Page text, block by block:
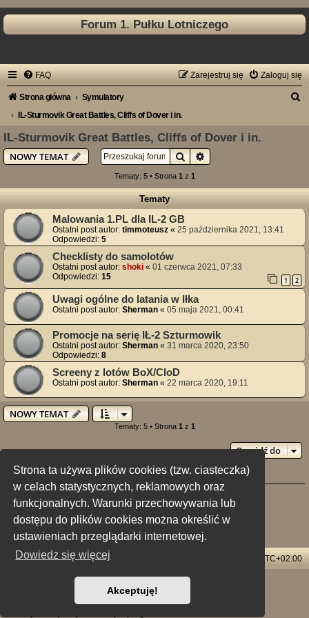
Strona ta używa plików cookies (tzw. ciasteczka)
w celach statystycznych, reklamowych oraz
funkcjonalnych. Warunki przechowywania lub
dostępu do plików cookies można określić w
ustawieniach przeglądarki internetowej.
Dowiedz się więcej
Akceptuję!
Forum 1. Pułku Lotniczego
FAQ Zaloguj się
Zarejestruj się
Strona główna
Symulatory
IL-Sturmovik Great Battles, Cliffs of Dover i in.
j
IL-Sturmovik Great Battles, Cliffs of Dover i in.
NOWY TEMAT
SzukajWyszukiwanie
Tematy: 5 • Strona 1 z 1
Tematy
Malowania 1.PL dla IL-2 GB
Ostatni post autor: timmoteusz « 25 października 2021, 13:41
Odpowiedzi: 5
Checklisty do samolotów
Ostatni post autor: shoki « 01 czerwca 2021, 07:33
Odpowiedzi: 15 1 2
Uwagi ogólne do latania w Iłka
Ostatni post autor: Sherman « 05 maja 2021, 00:41
Promocje na serię IŁ-2 Szturmowik
Ostatni post autor: Sherman « 31 marca 2020, 23:50
Odpowiedzi: 8
Screeny z lotów BoX/CloD
Ostatni post autor: Sherman « 22 marca 2020, 19:11
NOWY TEMAT
Tematy: 5 • Strona 1 z 1
Przejdź do
Twoje uprawnienia na tym forum
Nie możesz tworzyć nowych tematów
Nie możeszodpowiadać w tematach
Nie możesz
zmieniać swoich postów
Nie możeszusuwać swoich postów
Nie możeszdodawać załączników
Strona główna UTC+02:00
Usuń ciasteczka witryny
Technologię dostarcza
® Forum Software © phpBB Limited
Polski pakiet językowy dostarczaphpBB.pl
Style: X-Creamy by Joyce&LunaphpBB-Style-Design